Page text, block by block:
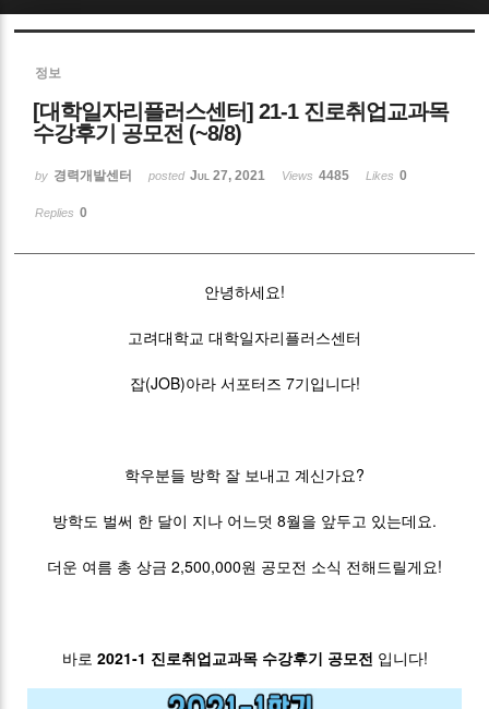
정보
[대학일자리플러스센터] 21-1 진로취업교과목
수강후기 공모전 (~8/8)
by 경력개발센터 posted Jul 27, 2021 Views 4485 Likes 0
Replies 0
안녕하세요!
고려대학교 대학일자리플러스센터
잡(JOB)아라 서포터즈 7기입니다!
학우분들 방학 잘 보내고 계신가요?
방학도 벌써 한 달이 지나 어느덧 8월을 앞두고 있는데요.
더운 여름 총 상금 2,500,000원 공모전 소식 전해드릴게요!
바로 2021-1 진로취업교과목 수강후기 공모전 입니다!
Sketchbook5, 스케치북5
Sketchbook5, 스케치북5